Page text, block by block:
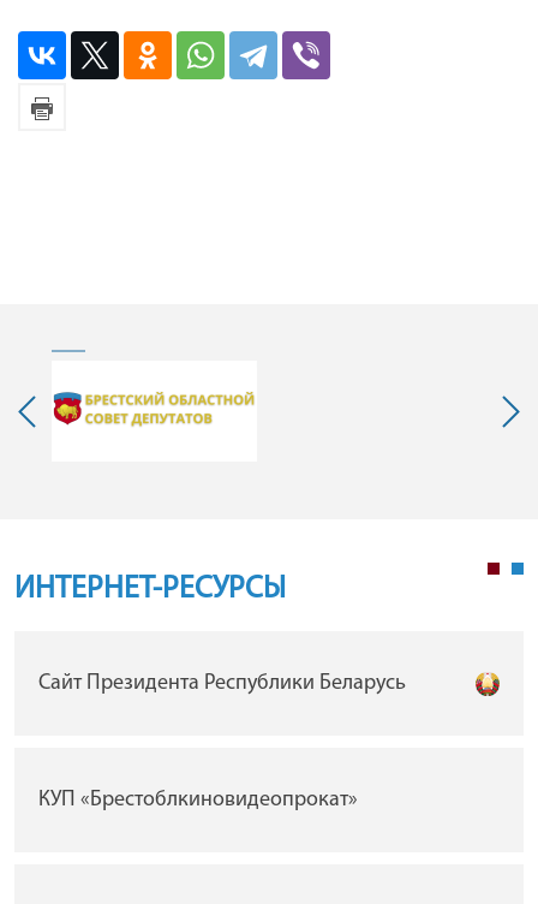
ИНТЕРНЕТ-РЕСУРСЫ
Сайт Президента Республики Беларусь
КУП «Брестоблкиновидеопрокат»